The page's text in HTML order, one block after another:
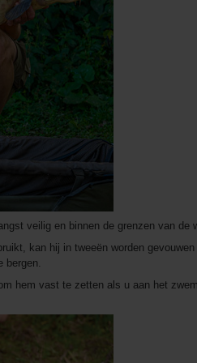
veilig en binnen de grenzen van de
kan hij in tweeën worden
bergen.
hem vast te zetten als u aan het